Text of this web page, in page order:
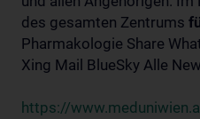
des gesamten Zentrums
Pharmakologie Share
Xing Mail BlueSky Alle
https://